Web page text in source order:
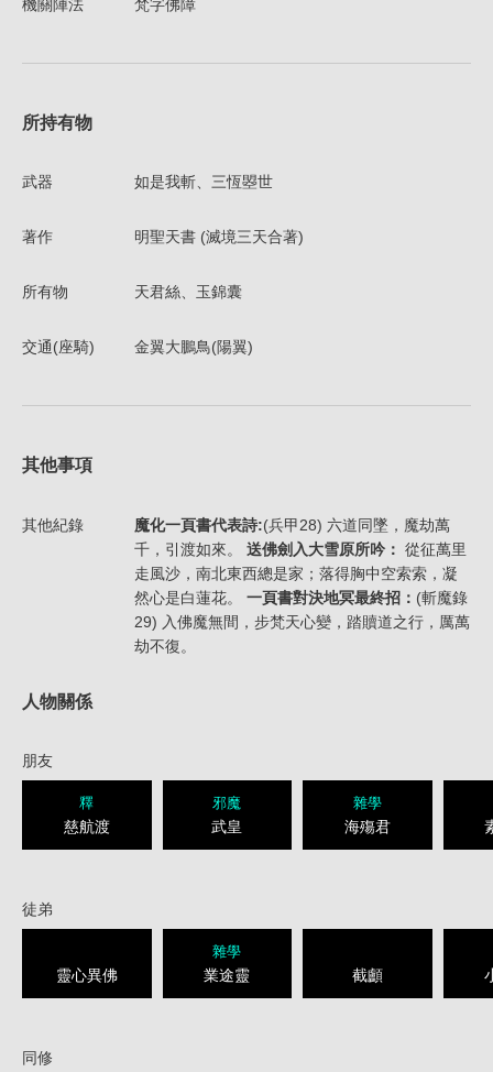
機關陣法 梵字佛障
所持有物
武器 如是我斬、三恆曌世
著作 明聖天書 (滅境三天合著)
所有物 天君絲、玉錦囊
交通(座騎) 金翼大鵬鳥(陽翼)
其他事項
其他紀錄 魔化一頁書代表詩:(兵甲28) 六道同墜，魔劫萬
千，引渡如來。 送佛劍入大雪原所吟： 從征萬里
走風沙，南北東西總是家；落得胸中空索索，凝
然心是白蓮花。 一頁書對決地冥最終招： (斬魔錄
29) 入佛魔無間，步梵天心變，踏贖道之行，厲萬
劫不復。
人物關係
朋友
釋
慈航渡
邪魔
武皇
雜學
海殤君
徒弟
靈心異佛
雜學
業途靈 截顱
同修